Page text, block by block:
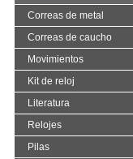
Correas de metal
Correas de caucho
Movimientos
Kit de reloj
Literatura
Relojes
Pilas